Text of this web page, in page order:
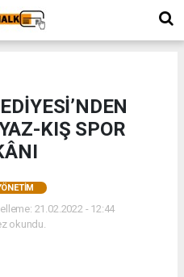
KIŞ SPOR
21.02.2022 - 12:44
okundu.